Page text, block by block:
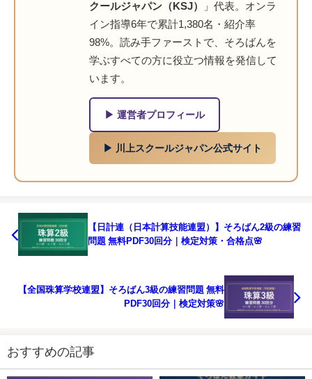
クールジャパン（KSJ）
」代表。オンラ
イン指導6年で累計1,380名・紹介率
98%。読み手ファーストで、そろばんを
学ぶすべての方に役立つ情報を発信して
います。
▶ 運営者プロフィール
▶ 川上スクールジャパン公式サイト
【日計連（日本計算技能連盟）】そろばん2級の練習
問題 無料PDF30回分｜検定対策・合格点🌸
【全国珠算学校連盟】そろばん3級の練習問題 無料
PDF30回分｜検定対策🌸
おすすめの記事